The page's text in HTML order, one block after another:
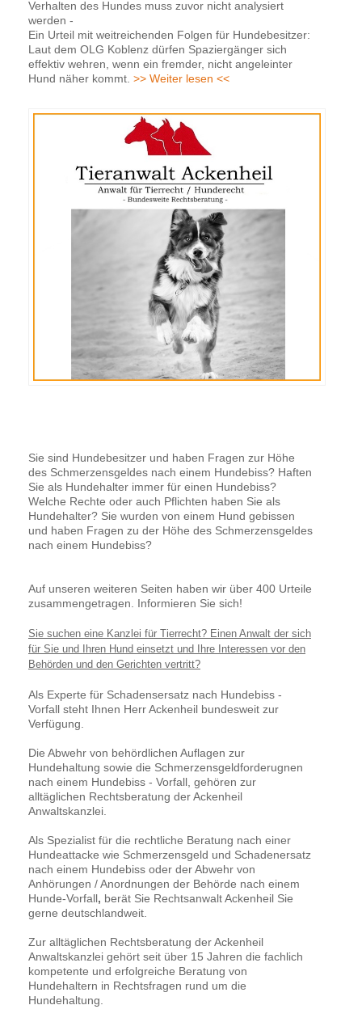
Verhalten des Hundes muss zuvor nicht analysiert
werden -
Ein Urteil mit weitreichenden Folgen für Hundebesitzer:
Laut dem OLG Koblenz dürfen Spaziergänger sich
effektiv wehren, wenn ein fremder, nicht angeleinter
Hund näher kommt. >> Weiter lesen <<
Sie sind Hundebesitzer und haben Fragen zur Höhe
des Schmerzensgeldes nach einem Hundebiss? Haften
Sie als Hundehalter immer für einen Hundebiss?
Welche Rechte oder auch Pflichten haben Sie als
Hundehalter? Sie wurden von einem Hund gebissen
und haben Fragen zu der Höhe des Schmerzensgeldes
nach einem Hundebiss?
Auf unseren weiteren Seiten haben wir über 400 Urteile
zusammengetragen. Informieren Sie sich!
Sie suchen eine Kanzlei für Tierrecht? Einen Anwalt der sich
für Sie und Ihren Hund einsetzt und Ihre Interessen vor den
Behörden und den Gerichten vertritt?
Als Experte für Schadensersatz nach Hundebiss -
Vorfall steht Ihnen Herr Ackenheil bundesweit zur
Verfügung.
Die Abwehr von behördlichen Auflagen zur
Hundehaltung sowie die Schmerzensgeldforderugnen
nach einem Hundebiss - Vorfall, gehören zur
alltäglichen Rechtsberatung der Ackenheil
Anwaltskanzlei.
Als Spezialist für die rechtliche Beratung nach einer
Hundeattacke wie Schmerzensgeld und Schadenersatz
nach einem Hundebiss oder der Abwehr von
Anhörungen / Anordnungen der Behörde nach einem
Hunde-Vorfall, berät Sie Rechtsanwalt Ackenheil Sie
gerne deutschlandweit.
Zur alltäglichen Rechtsberatung der Ackenheil
Anwaltskanzlei gehört seit über 15 Jahren die fachlich
kompetente und erfolgreiche Beratung von
Hundehaltern in Rechtsfragen rund um die
Hundehaltung.